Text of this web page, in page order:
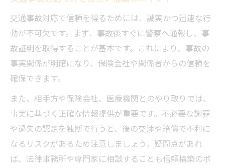
交通事故対応で信頼を得るためには、誠実かつ迅速な行
動が不可欠です。まず、事故後すぐに警察へ通報し、事
故証明を取得することが基本です。これにより、事故の
事実関係が明確になり、保険会社や関係者からの信頼を
確保できます。
また、相手方や保険会社、医療機関とのやり取りでは、
事実に基づく正確な情報提供が重要です。不必要な謝罪
や過失の認定を独断で行うと、後の交渉や賠償で不利に
なるリスクがあるため注意しましょう。疑問点があれ
ば、法律事務所や専門家に相談することも信頼構築のポ